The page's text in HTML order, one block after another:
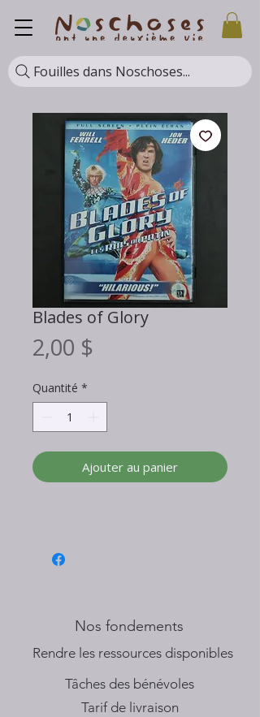
Fouilles dans Noschoses...
Blades of Glory
2,00 $
Quantité *
Ajouter au panier
Nos fondements
​Rendre les ressources disponibles
Tâches des bénévoles
Tarif de livraison